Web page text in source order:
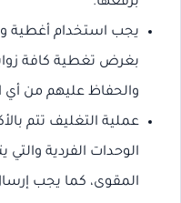
يجب استخدام أغطية
بغرض تغطية كافة
والحفاظ عليهم من أي
عملية التغليف تتم
الوحدات الفردية
المقوى، كما يجب